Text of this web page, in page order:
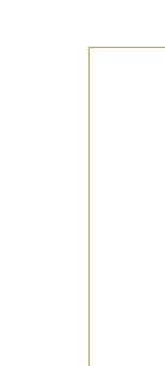
In